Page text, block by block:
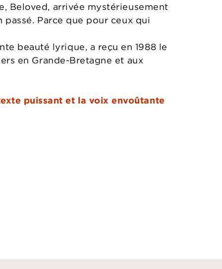
Beloved, arrivée mystérieusement
Parce que pour ceux qui
beauté lyrique, a reçu en 1988 le
en Grande-Bretagne et aux
puissant et la voix envoûtante